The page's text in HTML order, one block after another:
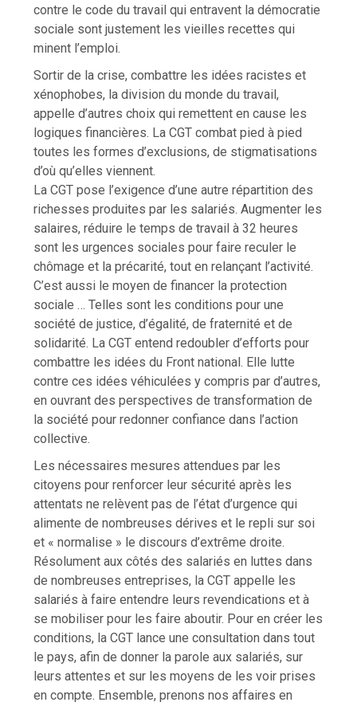
contre le code du travail qui entravent la démocratie
sociale sont justement les vieilles recettes qui
minent l’emploi.
Sortir de la crise, combattre les idées racistes et
xénophobes, la division du monde du travail,
appelle d’autres choix qui remettent en cause les
logiques financières. La CGT combat pied à pied
toutes les formes d’exclusions, de stigmatisations
d’où qu’elles viennent.
La CGT pose l’exigence d’une autre répartition des
richesses produites par les salariés. Augmenter les
salaires, réduire le temps de travail à 32 heures
sont les urgences sociales pour faire reculer le
chômage et la précarité, tout en relançant l’activité.
C’est aussi le moyen de financer la protection
sociale … Telles sont les conditions pour une
société de justice, d’égalité, de fraternité et de
solidarité. La CGT entend redoubler d’efforts pour
combattre les idées du Front national. Elle lutte
contre ces idées véhiculées y compris par d’autres,
en ouvrant des perspectives de transformation de
la société pour redonner confiance dans l’action
collective.
Les nécessaires mesures attendues par les
citoyens pour renforcer leur sécurité après les
attentats ne relèvent pas de l’état d’urgence qui
alimente de nombreuses dérives et le repli sur soi
et « normalise » le discours d’extrême droite.
Résolument aux côtés des salariés en luttes dans
de nombreuses entreprises, la CGT appelle les
salariés à faire entendre leurs revendications et à
se mobiliser pour les faire aboutir. Pour en créer les
conditions, la CGT lance une consultation dans tout
le pays, afin de donner la parole aux salariés, sur
leurs attentes et sur les moyens de les voir prises
en compte. Ensemble, prenons nos affaires en